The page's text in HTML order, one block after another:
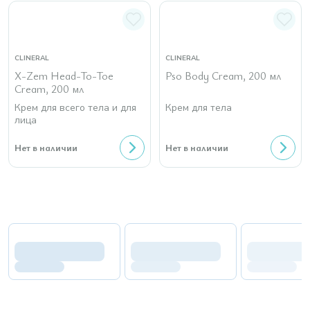
CLINERAL
X-Zem Head-To-Toe
Cream, 200 мл
Крем для всего тела и для
лица
Нет в наличии
CLINERAL
Pso Body Cream, 200 мл
Крем для тела
Нет в наличии